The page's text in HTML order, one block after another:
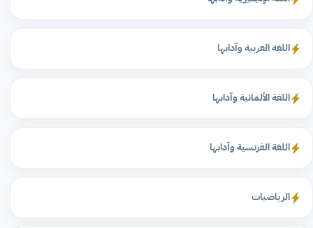
اللغة العربية وآدابها
اللغة الألمانية وآدابها
اللغة الفرنسية وآدابها
الرياضيات